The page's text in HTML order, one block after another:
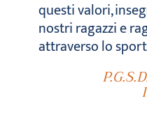
questi valori,
nostri ragazzi e
attraverso lo